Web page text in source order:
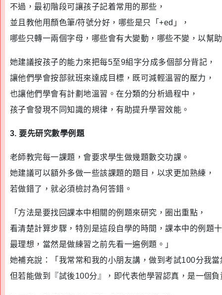
不過，最初階段可讓孩子記着常用的那些，
並且教他用顏色筆/符號分好，哪些是只「+ed」，
哪些只轉一兩個字母，哪些會有大變動，哪些不變，以幫
她建議按孩子的能力來把每5至9組字分成多個部分背記，
讓他們學會按部就班來達成目標，既可減輕溫習的壓力，
也讓他們學會有計劃地溫習。在分類的分析過程中，
孩子會發現不同知識的規律，有助提升學習效能。
3. 要先研究數學例題
老師教完每一課題，會要求學生做幾題數交功課。
她建議可以額外多做一些該課題的題目，以求更加熟練，
若做錯了，就必須檢討為何答錯。
「方法是要找回課本中相關的例題來研究，圈出重點，
看清楚計算步驟，特別是這段自學的時間，課本中的例題
最理想，當然是做練習之前先看一遍例題。」
她補充說：「我常常和我的小朋友講，做到考試100分我當
但若能做到『試後100分』，即代表他學習認真，是一個